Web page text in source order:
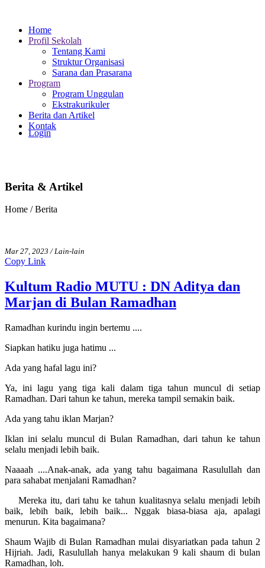
Home
Profil Sekolah
Tentang Kami
Struktur Organisasi
Sarana dan Prasarana
Program
Program Unggulan
Ekstrakurikuler
Berita dan Artikel
Kontak
Login
Berita & Artikel
Home / Berita
Mar 27, 2023 / Lain-lain
Copy Link
Kultum Radio MUTU : DN Aditya dan
Marjan di Bulan Ramadhan
Ramadhan kurindu ingin bertemu ....
Siapkan hatiku juga hatimu ...
Ada yang hafal lagu ini?
Ya, ini lagu yang tiga kali dalam tiga tahun muncul di setiap
Ramadhan. Dari tahun ke tahun, mereka tampil semakin baik.
Ada yang tahu iklan Marjan?
Iklan ini selalu muncul di Bulan Ramadhan, dari tahun ke tahun
selalu menjadi lebih baik.
Naaaah ....Anak-anak, ada yang tahu bagaimana Rasulullah dan
para sahabat menjalani Ramadhan?
Mereka itu, dari tahu ke tahun kualitasnya selalu menjadi lebih
baik, lebih baik, lebih baik... Nggak biasa-biasa aja, apalagi
menurun. Kita bagaimana?
Shaum Wajib di Bulan Ramadhan mulai disyariatkan pada tahun 2
Hijriah. Jadi, Rasulullah hanya melakukan 9 kali shaum di bulan
Ramadhan, loh.